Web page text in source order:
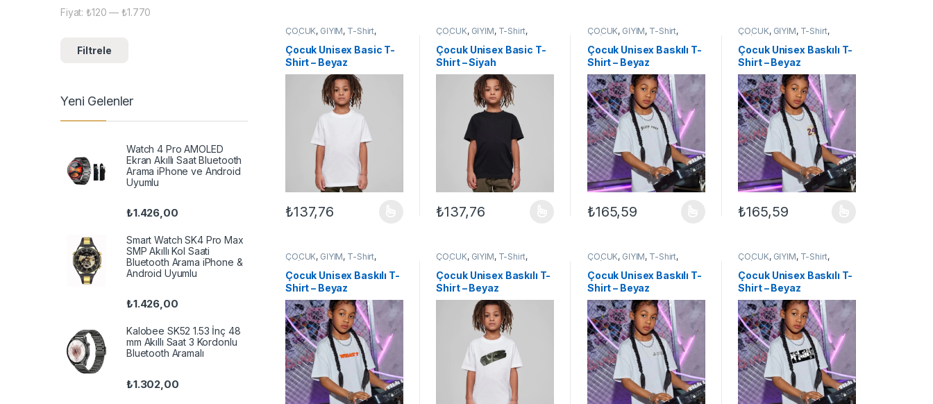
ÇOCUK, GİYİM, T-Shirt,
Çocuk Unisex Basic T-
Shirt – Beyaz
₺137,76
Bu ürünün birden fazla varyasyonu var. Seçenekler ürün sayfasından seçilebilir
ÇOCUK, GİYİM, T-Shirt,
Çocuk Unisex Basic T-
Shirt – Siyah
₺137,76
Bu ürünün birden fazla varyasyonu var. Seçenekler ürün sayfasından seçilebilir
ÇOCUK, GİYİM, T-Shirt,
Çocuk Unisex Baskılı T-
Shirt – Beyaz
₺165,59
Bu ürünün birden fazla varyasyonu var. Seçenekler ürün sayfasından
ÇOCUK, GİYİM, T-Shirt,
Çocuk Unisex Baskılı T-
Shirt – Beyaz
₺165,59
Bu ürünün birden fazla varyasyonu var.
ÇOCUK, GİYİM, T-Shirt,
Çocuk Unisex Baskılı T-
Shirt – Beyaz
ÇOCUK, GİYİM, T-Shirt,
Çocuk Unisex Baskılı T-
Shirt – Beyaz
ÇOCUK, GİYİM, T-Shirt,
Çocuk Unisex Baskılı T-
Shirt – Beyaz
ÇOCUK, GİYİM, T-Shirt,
Çocuk Unisex Baskılı T-
Shirt – Beyaz
En düşük fiyat
En yüksek fiyat
Filtrele
Fiyat:₺120 —₺1.770
Yeni Gelenler
Watch 4 Pro AMOLED
Ekran Akıllı Saat Bluetooth
Arama iPhone ve Android
Uyumlu
₺1.426,00
Smart Watch SK4 Pro Max
SMP Akıllı Kol Saati
Bluetooth Arama iPhone &
Android Uyumlu
₺1.426,00
Kalobee SK52 1.53 İnç 48
mm Akıllı Saat 3 Kordonlu
Bluetooth Aramalı
₺1.302,00